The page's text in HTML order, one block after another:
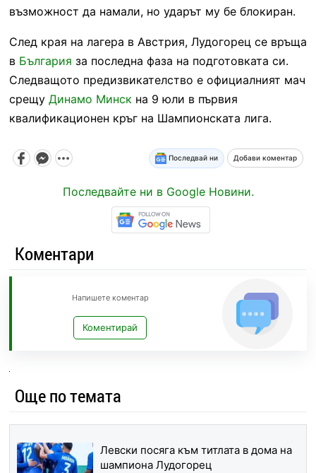
възможност да намали, но ударът му бе блокиран.
След края на лагера в Австрия, Лудогорец се връща
в България за последна фаза на подготовката си.
Следващото предизвикателство е официалният мач
срещу Динамо Минск на 9 юли в първия
квалификационен кръг на Шампионската лига.
Последвай ни Добави коментар
Последвайте ни в Google Новини.
Коментари
Напишете коментар
Коментирай
Още по темата
Левски посяга към титлата в дома на
шампиона Лудогорец